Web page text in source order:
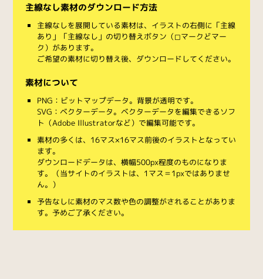
主線なし素材のダウンロード方法
主線なしを展開している素材は、イラストの右側に「主線
あり」「主線なし」の切り替えボタン（◻︎マークと◼︎マー
ク）があります。
ご希望の素材に切り替え後、ダウンロードしてください。
素材について
PNG：ビットマップデータ。背景が透明です。
SVG：ベクターデータ。ベクターデータを編集できるソフ
ト（Adobe Illustratorなど）で編集可能です。
素材の多くは、16マス×16マス前後のイラストとなってい
ます。
ダウンロードデータは、横幅500px程度のものになりま
す。（当サイトのイラストは、1マス＝1pxではありませ
ん。）
予告なしに素材のマス数や色の調整がされることがありま
す。予めご了承ください。